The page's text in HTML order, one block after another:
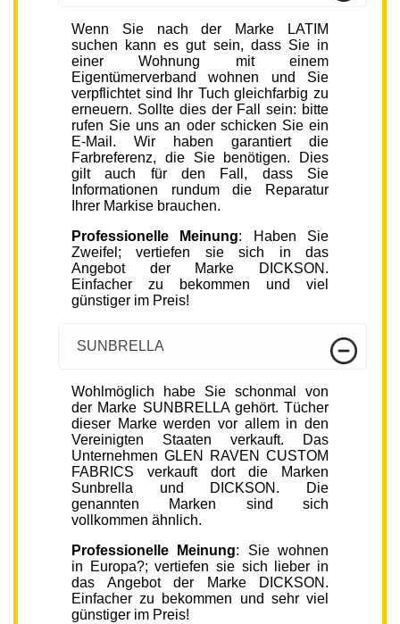
Wenn Sie nach der Marke LATIM
suchen kann es gut sein, dass Sie in
einer Wohnung mit einem
Eigentümerverband wohnen und Sie
verpflichtet sind Ihr Tuch gleichfarbig zu
erneuern. Sollte dies der Fall sein: bitte
rufen Sie uns an oder schicken Sie ein
E-Mail. Wir haben garantiert die
Farbreferenz, die Sie benötigen. Dies
gilt auch für den Fall, dass Sie
Informationen rundum die Reparatur
Ihrer Markise brauchen.
Professionelle Meinung: Haben Sie
Zweifel; vertiefen sie sich in das
Angebot der Marke DICKSON.
Einfacher zu bekommen und viel
günstiger im Preis!
SUNBRELLA
Wohlmöglich habe Sie schonmal von
der Marke SUNBRELLA gehört. Tücher
dieser Marke werden vor allem in den
Vereinigten Staaten verkauft. Das
Unternehmen GLEN RAVEN CUSTOM
FABRICS verkauft dort die Marken
Sunbrella und DICKSON. Die
genannten Marken sind sich
vollkommen ähnlich.
Professionelle Meinung: Sie wohnen
in Europa?; vertiefen sie sich lieber in
das Angebot der Marke DICKSON.
Einfacher zu bekommen und sehr viel
günstiger im Preis!